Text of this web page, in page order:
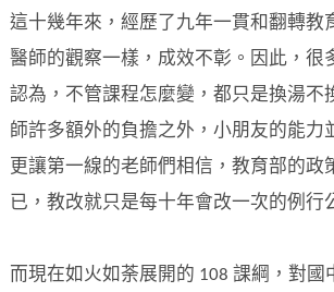
這十幾年來，經歷了九年一貫和翻轉教
醫師的觀察一樣，成效不彰。因此，很
認為，不管課程怎麼變，都只是換湯不
師許多額外的負擔之外，小朋友的能力
更讓第一線的老師們相信，教育部的政
已，教改就只是每十年會改一次的例行
而現在如火如荼展開的 108 課綱，對國